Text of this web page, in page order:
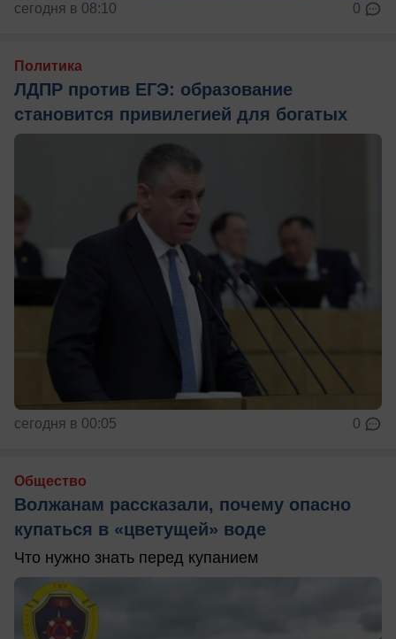
сегодня в 08:10 0
Политика
ЛДПР против ЕГЭ: образование
становится привилегией для богатых
сегодня в 00:05 0
Общество
Волжанам рассказали, почему опасно
купаться в «цветущей» воде
Что нужно знать перед купанием